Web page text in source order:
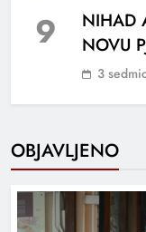
9
NIHAD
NOVU
3
OBJAVLJENO